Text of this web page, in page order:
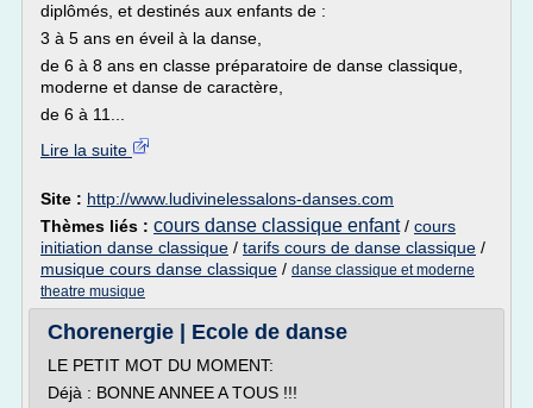
diplômés, et destinés aux enfants de :
3 à 5 ans en éveil à la danse,
de 6 à 8 ans en classe préparatoire de danse classique,
moderne et danse de caractère,
de 6 à 11...
Lire la suite
Site : http://www.ludivinelessalons-danses.com
Thèmes liés : cours danse classique enfant/ cours
initiation danse classique / tarifs cours de danse classique /
musique cours danse classique / danse classique et moderne
theatre musique
Chorenergie | Ecole de danse
LE PETIT MOT DU MOMENT:
Déjà : BONNE ANNEE A TOUS !!!